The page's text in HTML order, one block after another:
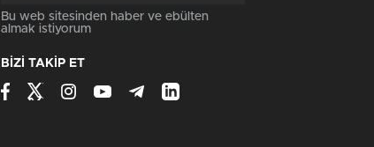
Bu web sitesinden haber ve ebülten
almak istiyorum
BİZİ TAKİP ET